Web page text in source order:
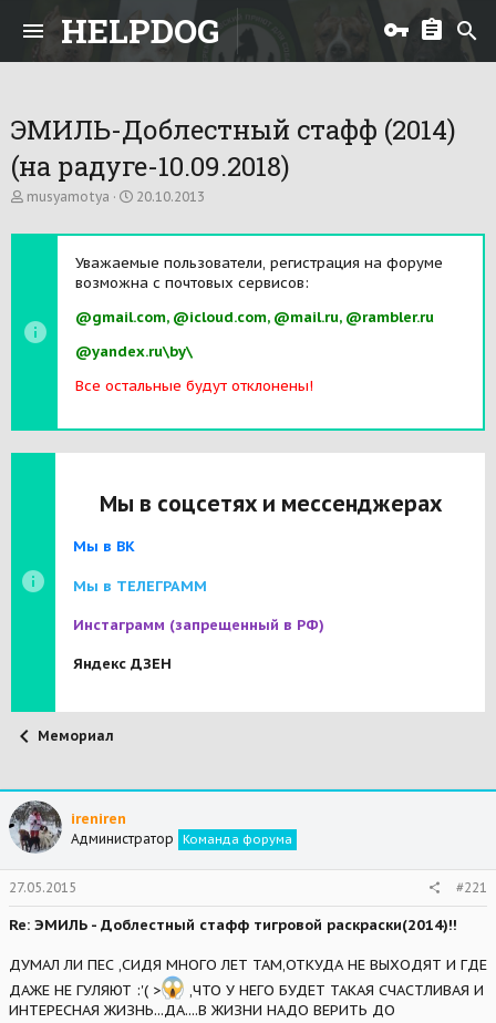
HELPDOG
ЭМИЛЬ-Доблестный стафф (2014)
(на радуге-10.09.2018)
А
т
м
ы
musyamotya
Д
т
н
а
а
а
20.10.2013
Уважаемые пользователи, регистрация на форуме
возможна с почтовых сервисов:
@gmail.com, @icloud.com, @mail.ru, @rambler.ru
@yandex.ru\by\
Все остальные будут отклонены!
Мы в соцсетях и мессенджерах
Мы в ВК
Мы в ТЕЛЕГРАММ
Инстаграмм (запрещенный в РФ)
Яндекс ДЗЕН
Мемориал
ireniren
Администратор Команда форума
27.05.2015 #221
Re: ЭМИЛЬ - Доблестный стафф тигровой раскраски(2014)!!
ДУМАЛ ЛИ ПЕС ,СИДЯ МНОГО ЛЕТ ТАМ,ОТКУДА НЕ ВЫХОДЯТ И ГДЕ
ДАЖЕ НЕ ГУЛЯЮТ :'( >
,ЧТО У НЕГО БУДЕТ ТАКАЯ СЧАСТЛИВАЯ И
ИНТЕРЕСНАЯ ЖИЗНЬ...ДА....В ЖИЗНИ НАДО ВЕРИТЬ ДО